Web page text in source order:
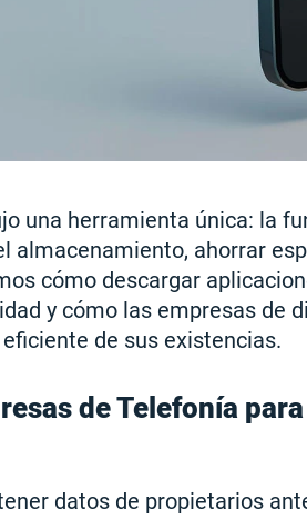
una herramienta única: la
almacenamiento, ahorrar
cómo descargar
y cómo las empresas de
de sus existencias.
de Telefonía
datos de propietarios